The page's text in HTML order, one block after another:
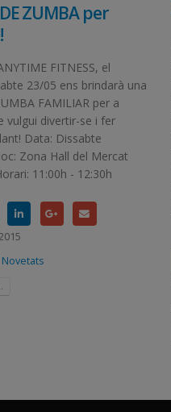
DE ZUMBA per
FITNESS, el
23/05 ens brindarà una
FAMILIAR per a
vulgui divertir-se i fer
Data: Dissabte
Zona Hall del Mercat
11:00h - 12:30h